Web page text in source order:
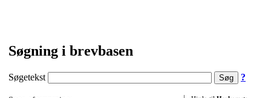
Søgning i brevbasen
Søgetekst ?